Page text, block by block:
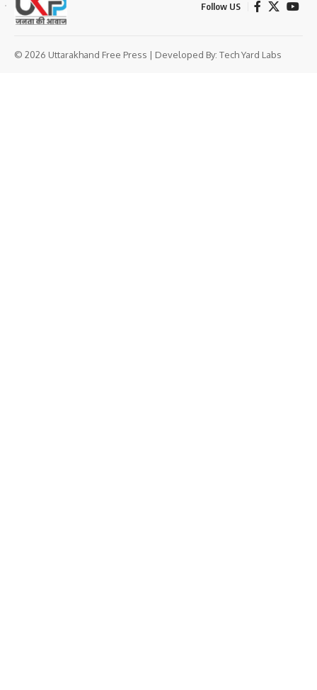
Follow US
© 2026 Uttarakhand Free Press | Developed By: Tech Yard Labs